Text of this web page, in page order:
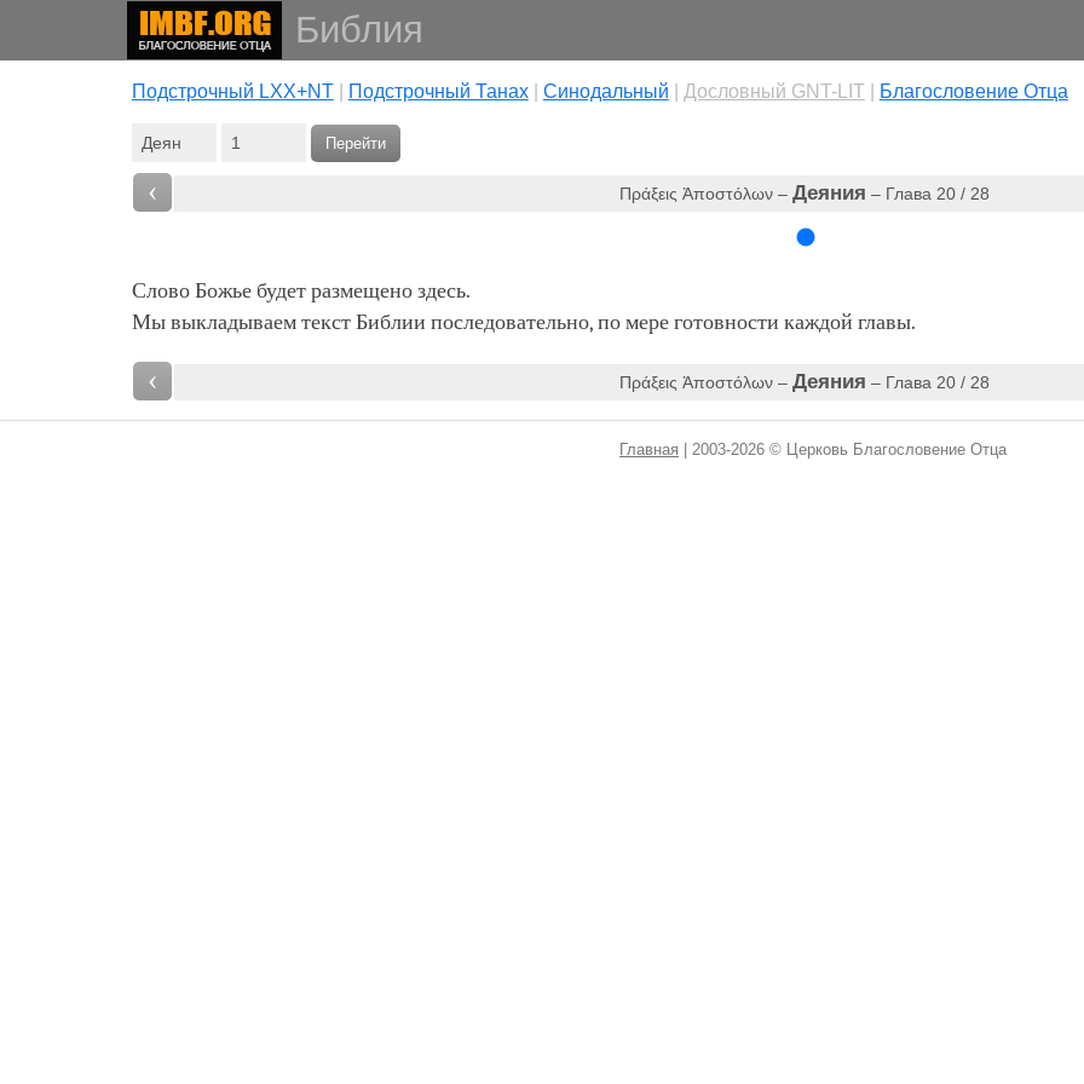
Библия
Подстрочный LXX+NT| Подстрочный Танах| Cинодальный Дословный GNT-LIT| Благословение Отца
Перейти
‹ Πράξεις Ἀποστόλων –Деяния – Глава 20 / 28
Слово Божье будет размещено здесь.
Мы выкладываем текст Библии последовательно, по мере готовности каждой главы.
‹ Πράξεις Ἀποστόλων –Деяния – Глава 20 / 28
Главная | 2003-2026 © Церковь Благословение Отца